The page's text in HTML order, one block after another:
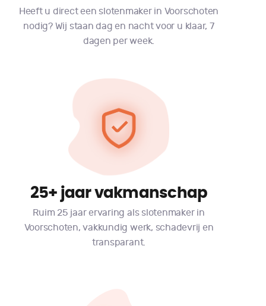
Heeft u direct een slotenmaker in Voorschoten
nodig? Wij staan dag en nacht voor u klaar, 7
dagen per week.
25+ jaar vakmanschap
Ruim 25 jaar ervaring als slotenmaker in
Voorschoten, vakkundig werk, schadevrij en
transparant.